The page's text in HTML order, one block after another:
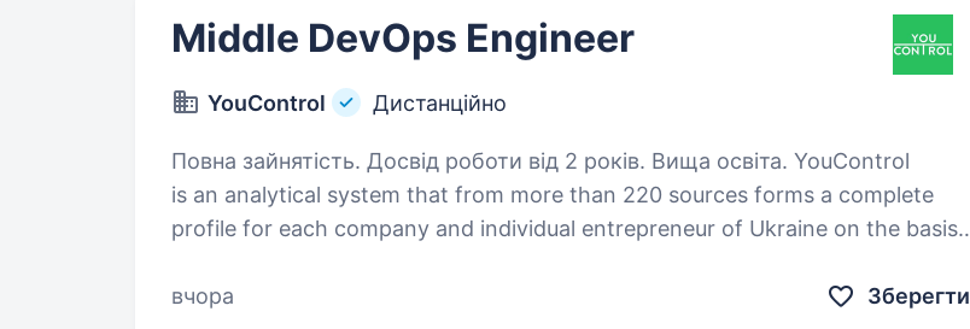
Middle DevOps Engineer
YouControl Дистанційно
Повна зайнятість. Досвід роботи від 2 років. Вища освіта. YouControl
is an analytical system that from more than 220 sources forms a complete
profile for each company and individual entrepreneur of Ukraine on the basis
вчора
Зберегти